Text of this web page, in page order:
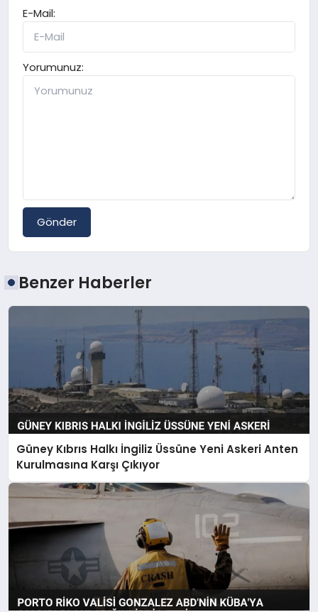
E-Mail:
Yorumunuz:
Gönder
Benzer Haberler
Güney Kıbrıs Halkı İngiliz Üssüne Yeni Askeri Anten
Kurulmasına Karşı Çıkıyor